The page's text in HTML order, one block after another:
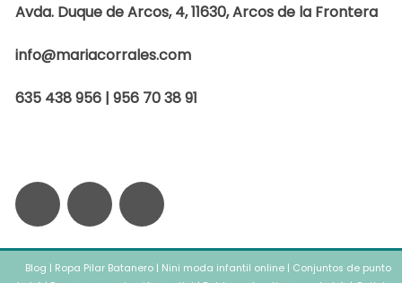
Avda. Duque de Arcos, 4, 11630, Arcos de la Frontera
info@mariacorrales.com
635 438 956 | 956 70 38 91
F
a
I
n
W
h
Blog | Ropa Pilar Batanero| Nini moda infantil online | Conjuntos de punto